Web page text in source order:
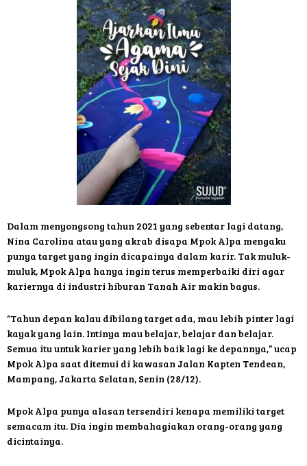
Dalam menyongsong tahun 2021 yang sebentar lagi datang,
Nina Carolina atau yang akrab disapa Mpok Alpa mengaku
punya target yang ingin dicapainya dalam karir. Tak muluk-
muluk, Mpok Alpa hanya ingin terus memperbaiki diri agar
kariernya di industri hiburan Tanah Air makin bagus.
“Tahun depan kalau dibilang target ada, mau lebih pinter lagi
kayak yang lain. Intinya mau belajar, belajar dan belajar.
Semua itu untuk karier yang lebih baik lagi ke depannya,” ucap
Mpok Alpa saat ditemui di kawasan Jalan Kapten Tendean,
Mampang, Jakarta Selatan, Senin (28/12).
Mpok Alpa punya alasan tersendiri kenapa memiliki target
semacam itu. Dia ingin membahagiakan orang-orang yang
dicintainya.